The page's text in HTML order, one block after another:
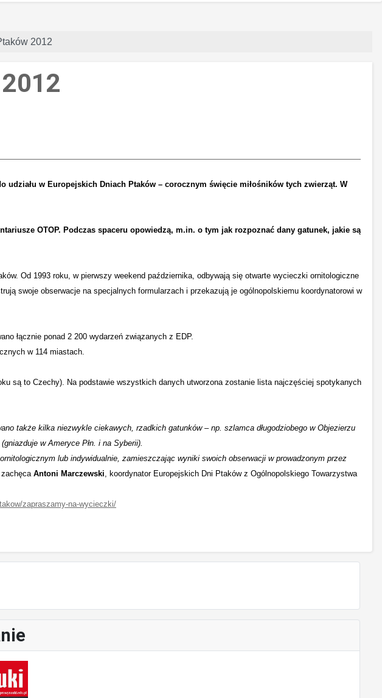
2012
w Europejskich Dniach Ptaków – corocznym święcie miłośników tych zwierząt. W
OTOP. Podczas spaceru opowiedzą, m.in. o tym jak rozpoznać dany gatunek, jakie są
Od 1993 roku, w pierwszy weekend października, odbywają się otwarte wycieczki ornitologiczne
swoje obserwacje na specjalnych formularzach i przekazują je ogólnopolskiemu koordynatorowi w
łącznie ponad 2 200 wydarzeń związanych z EDP.
w 114 miastach.
są to Czechy). Na podstawie wszystkich danych utworzona zostanie lista najczęściej spotykanych
także kilka niezwykle ciekawych, rzadkich gatunków – np. szlamca długodziobego w Objezierzu
w Ameryce Płn. i na Syberii).
lub indywidualnie, zamieszczając wyniki swoich obserwacji w prowadzonym przez
Antoni Marczewski , koordynator Europejskich Dni Ptaków z Ogólnopolskiego Towarzystwa
zapraszamy-na-wycieczki/